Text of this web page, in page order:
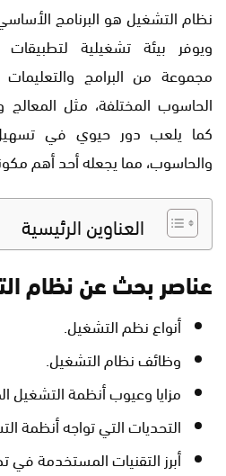
نظام التشغيل هو البرنامج
ويوفر بيئة تشغيلية
مجموعة من البرامج
الحاسوب المختلفة، مثل المعالج
كما يلعب دور حيوي في
والحاسوب، مما يجعله أحد أهم
العناوين الرئيسية
عناصر بحث عن نظام
أنواع نظم التشغيل.
وظائف نظام التشغيل.
مزايا وعيوب أنظمة التشغيل
التحديات التي تواجه أنظمة
أبرز التقنيات المستخدمة في